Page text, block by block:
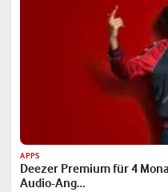
APPS
Deezer Premium für 4
Audio-Ang…